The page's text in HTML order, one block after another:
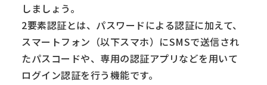
しましょう。
2要素認証とは、パスワードによる認証に加えて、
スマートフォン（以下スマホ）にSMSで送信され
たパスコードや、専用の認証アプリなどを用いて
ログイン認証を行う機能です。